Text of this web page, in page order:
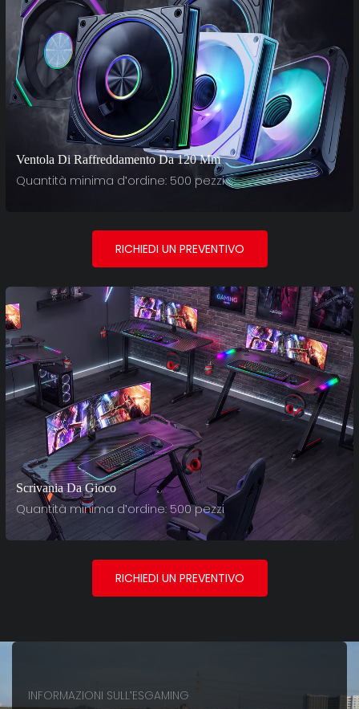
Ventola Di Raffreddamento Da 120 Mm
Quantità minima d'ordine: 500 pezzi
RICHIEDI UN PREVENTIVO
Scrivania Da Gioco
Quantità minima d'ordine: 500 pezzi
RICHIEDI UN PREVENTIVO
INFORMAZIONI SULL'ESGAMING